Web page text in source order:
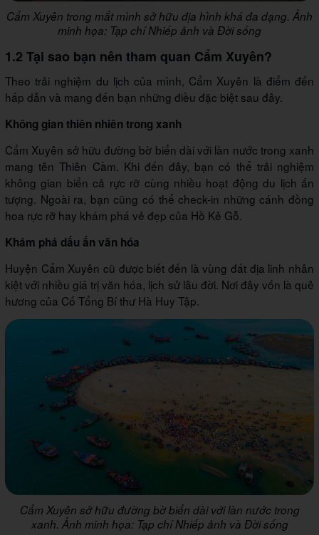
Cẩm Xuyên trong mắt mình sở hữu địa hình khá đa dạng. Ảnh
minh họa: Tạp chí Nhiếp ảnh và Đời sống
1.2 Tại sao bạn nên tham quan Cẩm Xuyên?
Theo trải nghiệm du lịch của mình, Cẩm Xuyên là điểm đến
hấp dẫn và mang đến bạn những điều đặc biệt sau đây.
Không gian thiên nhiên trong xanh
Cẩm Xuyên sở hữu đường bờ biển dài với làn nước trong xanh
mang tên Thiên Cầm. Khi đến đây, bạn có thể trải nghiệm
không gian biển cả rực rỡ cùng nhiều hoạt động du lịch ấn
tượng. Ngoài ra, bạn cũng có thể check-in những cánh đồng
hoa rực rỡ hay khám phá vẻ đẹp của Hồ Kẻ Gỗ.
Khám phá dấu ấn văn hóa
Huyện Cẩm Xuyên cũ được biết đến là vùng đất địa linh nhân
kiệt với nhiều giá trị văn hóa, lịch sử lâu đời. Nơi đây vốn là quê
hương của Cố Tổng Bí thư Hà Huy Tập.
Cẩm Xuyên sở hữu đường bờ biển dài với làn nước trong
xanh. Ảnh minh họa: Tạp chí Nhiếp ảnh và Đời sống